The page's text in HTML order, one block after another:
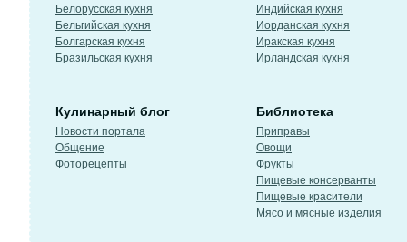
Белорусская кухня
Бельгийская кухня
Болгарская кухня
Бразильская кухня
Индийская кухня
Иорданская кухня
Иракская кухня
Ирландская кухня
Кулинарный блог
Новости портала
Общение
Фоторецепты
Библиотека
Приправы
Овощи
Фрукты
Пищевые консерванты
Пищевые красители
Мясо и мясные изделия